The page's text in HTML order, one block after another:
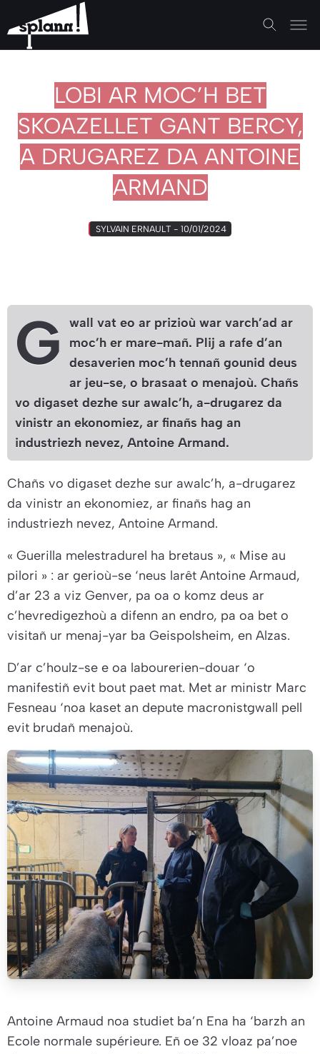
LOBI AR MOC’H BET
SKOAZELLET GANT BERCY,
A DRUGAREZ DA ANTOINE
ARMAND
SYLVAIN ERNAULT - 10/01/2024
G
wall vat eo ar prizioù war varch’ad ar
moc’h er mare-mañ. Plij a rafe d’an
desaverien moc’h tennañ gounid deus
ar jeu-se, o brasaat o menajoù. Chañs
vo digaset dezhe sur awalc’h, a-drugarez da
vinistr an ekonomiez, ar finañs hag an
industriezh nevez, Antoine Armand.
Chañs vo digaset dezhe sur awalc’h, a-drugarez
da vinistr an ekonomiez, ar finañs hag an
industriezh nevez, Antoine Armand.
« Guerilla melestradurel ha bretaus », « Mise au
pilori »: ar gerioù-se ‘neus larêt Antoine Armaud,
d’ar 23 a viz Genver, pa oa o komz deus ar
c’hevredigezhoù a difenn an endro, pa oa bet o
visitañ ur menaj-yar ba Geispolsheim, en Alzas.
D’ar c’houlz-se e oa labourerien-douar ‘o
manifestiñ evit bout paet mat. Met ar ministr Marc
Fesneau ‘noa kaset an depute macronistgwall pell
evit brudañ menajoù.
Antoine Armaud noa studiet ba’n Ena ha ‘barzh an
Ecole normale supérieure. Eñ oe 32 vloaz pa’noe